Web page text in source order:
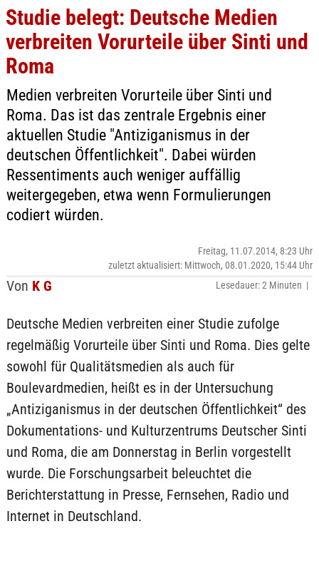
Studie belegt: Deutsche Medien
verbreiten Vorurteile über Sinti und
Roma
Medien verbreiten Vorurteile über Sinti und
Roma. Das ist das zentrale Ergebnis einer
aktuellen Studie "Antiziganismus in der
deutschen Öffentlichkeit". Dabei würden
Ressentiments auch weniger auffällig
weitergegeben, etwa wenn Formulierungen
codiert würden.
Von K G
Freitag, 11.07.2014, 8:23 Uhr
zuletzt aktualisiert: Mittwoch, 08.01.2020, 15:44 Uhr
Lesedauer: 2 Minuten |
Deutsche Medien verbreiten einer Studie zufolge
regelmäßig Vorurteile über Sinti und Roma. Dies gelte
sowohl für Qualitätsmedien als auch für
Boulevardmedien, heißt es in der Untersuchung
„Antiziganismus in der deutschen Öffentlichkeit“ des
Dokumentations- und Kulturzentrums Deutscher Sinti
und Roma, die am Donnerstag in Berlin vorgestellt
wurde. Die Forschungsarbeit beleuchtet die
Berichterstattung in Presse, Fernsehen, Radio und
Internet in Deutschland.